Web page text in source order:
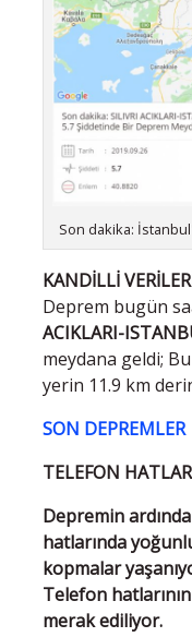
Son dakika:
KANDİLLİ
Deprem bugün
ACIKLARI-
meydana geldi;
yerin 11.9 km
SON DEPREMLER
TELEFON
Depremin
hatlarında
kopmalar
Telefon
merak ediliyor.